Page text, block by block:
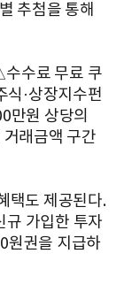
추첨을 통해
수료 무료 쿠
·상장지수펀
만원 상당의
래금액 구간
택도 제공된다.
규 가입한 투자
원권을 지급하